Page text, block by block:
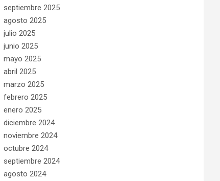
septiembre 2025
agosto 2025
julio 2025
junio 2025
mayo 2025
abril 2025
marzo 2025
febrero 2025
enero 2025
diciembre 2024
noviembre 2024
octubre 2024
septiembre 2024
agosto 2024